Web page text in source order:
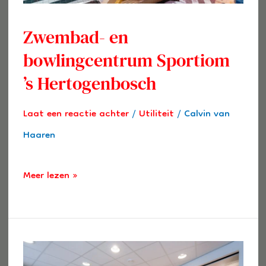
Zwembad- en
bowlingcentrum Sportiom
’s Hertogenbosch
Laat een reactie achter/Utiliteit/Calvin van
Haaren
Meer lezen »
Van